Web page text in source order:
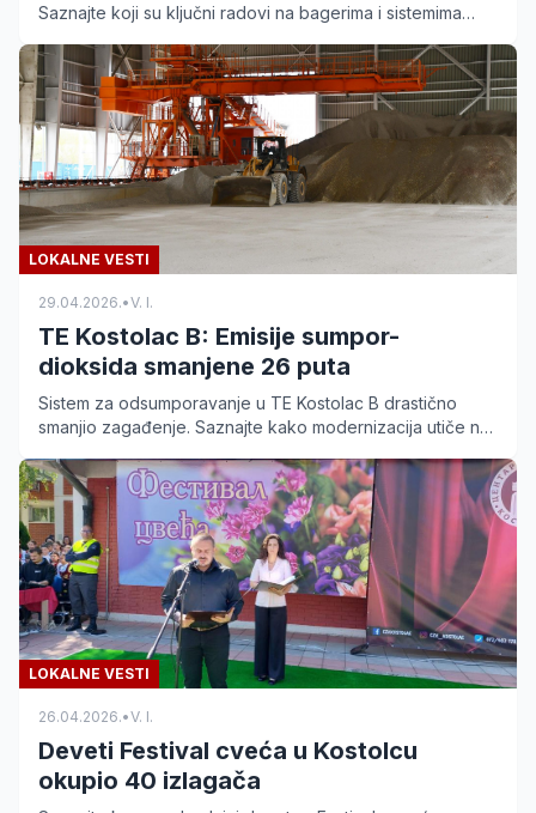
Saznajte koji su ključni radovi na bagerima i sistemima
LOKALNE VESTI
29.04.2026.•V. I.
TE Kostolac B: Emisije sumpor-
dioksida smanjene 26 puta
Sistem za odsumporavanje u TE Kostolac B drastično
smanjio zagađenje. Saznajte kako modernizacija utiče na
LOKALNE VESTI
26.04.2026.•V. I.
Deveti Festival cveća u Kostolcu
okupio 40 izlagača